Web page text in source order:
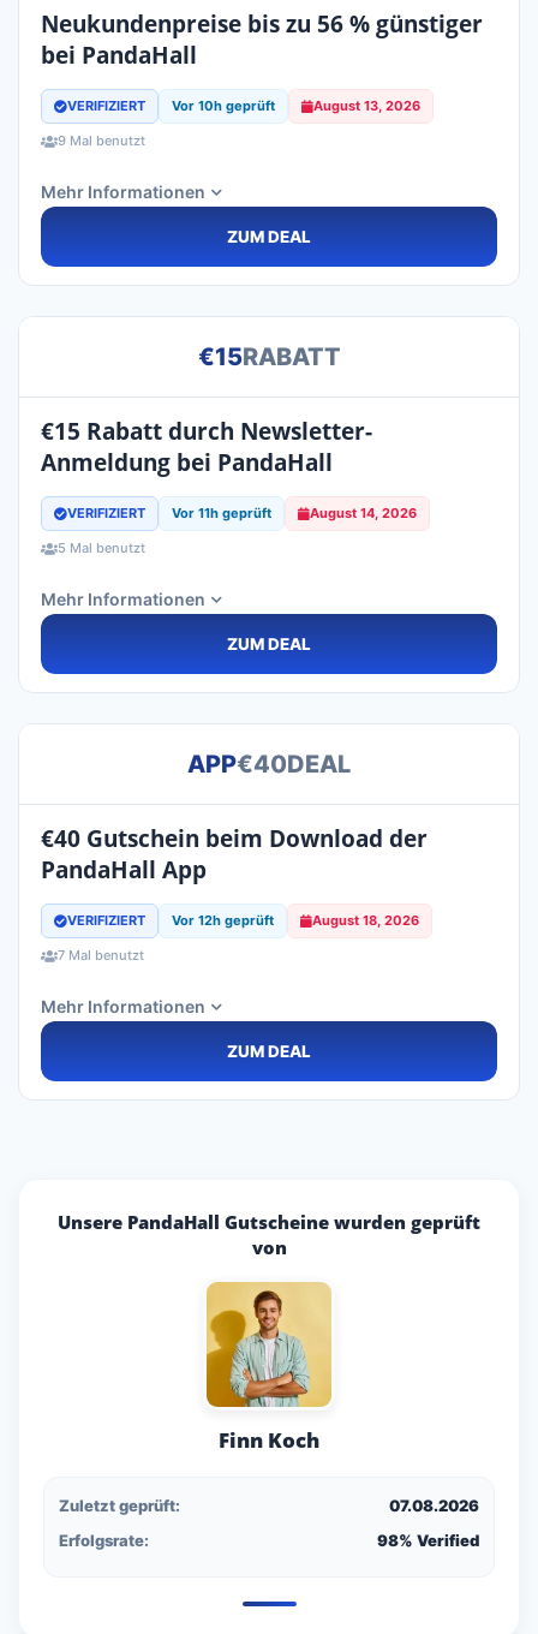
Neukundenpreise bis zu 56 % günstiger
bei PandaHall
VERIFIZIERT Vor 10h geprüft August 13, 2026
9 Mal benutzt
Mehr Informationen
ZUM DEAL
€15RABATT
€15 Rabatt durch Newsletter-
Anmeldung bei PandaHall
VERIFIZIERT Vor 11h geprüft August 14, 2026
5 Mal benutzt
Mehr Informationen
ZUM DEAL
APP€40DEAL
€40 Gutschein beim Download der
PandaHall App
VERIFIZIERT Vor 12h geprüft August 18, 2026
7 Mal benutzt
Mehr Informationen
ZUM DEAL
Unsere PandaHall Gutscheine wurden geprüft
von
Finn Koch
Zuletzt geprüft:
07.08.2026
Erfolgsrate:
98% Verified